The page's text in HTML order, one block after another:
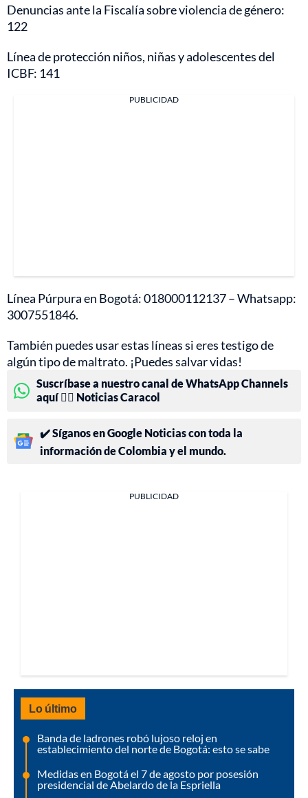
Denuncias ante la Fiscalía sobre violencia de género:
122
Línea de protección niños, niñas y adolescentes del
ICBF: 141
PUBLICIDAD
Línea Púrpura en Bogotá: 018000112137 – Whatsapp:
3007551846.
También puedes usar estas líneas si eres testigo de
algún tipo de maltrato. ¡Puedes salvar vidas!
Suscríbase a nuestro canal de WhatsApp Channels
aquí 👉🏻 Noticias Caracol
✔️ Síganos en Google Noticias con toda la
información de Colombia y el mundo.
PUBLICIDAD
Lo último
Banda de ladrones robó lujoso reloj en
establecimiento del norte de Bogotá: esto se sabe
Medidas en Bogotá el 7 de agosto por posesión
presidencial de Abelardo de la Espriella